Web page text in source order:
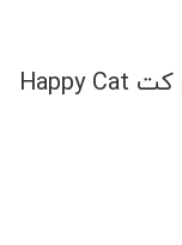
پوچ گربه با گوشت بره در سس هپی کت Happy Cat